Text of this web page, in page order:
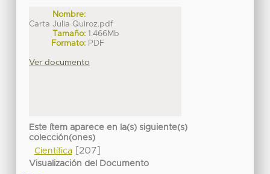
Nombre:
Carta Julia Quiroz.pdf
Tamaño: 1.466Mb
Formato: PDF
Ver documento
Este ítem aparece en la(s) siguiente(s)
colección(ones)
Científica[207]
Visualización del Documento